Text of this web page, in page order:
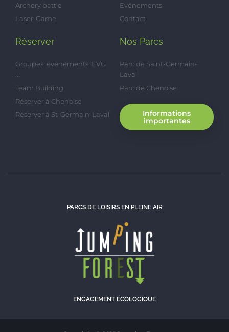
Archery battle
Laser-Game
Evénements
Contact
Réserver
Groupes, événements, EVG
Team Building
Réserver à Chenoise
Réserver à St-Germain-Laval
Nos Parcs
Parc de Saint-Germain-
Laval
Parc de Chenoise
Informations
importantes
PARCS DE LOISIRS EN PLEINE AIR
ENGAGEMENT ÉCOLOGIQUE